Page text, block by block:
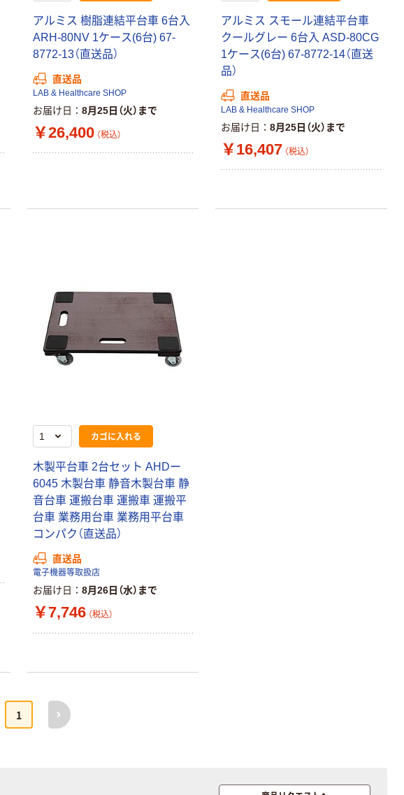
アルミス 樹脂連結平台車 6台入
ARH-80NV 1ケース(6台) 67-
8772-13（直送品）
直送品
LAB & Healthcare SHOP
お届け日 8月25日（火）まで
￥26,400 （税込）
アルミス スモール連結平台車
クールグレー 6台入 ASD-80CG
1ケース(6台) 67-8772-14（直送
品）
直送品
LAB & Healthcare SHOP
お届け日 8月25日（火）まで
￥16,407 （税込）
カゴに入れる
木製平台車 2台セット AHDー
6045 木製台車 静音木製台車 静
音台車 運搬台車 運搬車 運搬平
台車 業務用台車 業務用平台車
コンパク（直送品）
直送品
電子機器等取扱店
お届け日 8月26日（水）まで
￥7,746 （税込）
1
次へ
【アスクル限定】
ファーストレイ
ト ニトリルグ
ト 粉なし（パ
ダーフリー）
￥698~ （税込）
ペーパータオル
小判・シングル
再生紙 200枚
FSC認証紙 アス
クルオリジナル
（税込）
モカ 200組 5個
アスクル オリジ
PEFC認証
￥428~ （税込）
アスクル トイ
レのおそうじシ
ート 大王製紙
レクリーナー
トイレシート
オリジナル
￥330~ （税込）
オリジナル
トフィルム A4
オリジナル
ペーパー スーパ
ーホワイト+
￥149~ （税込）